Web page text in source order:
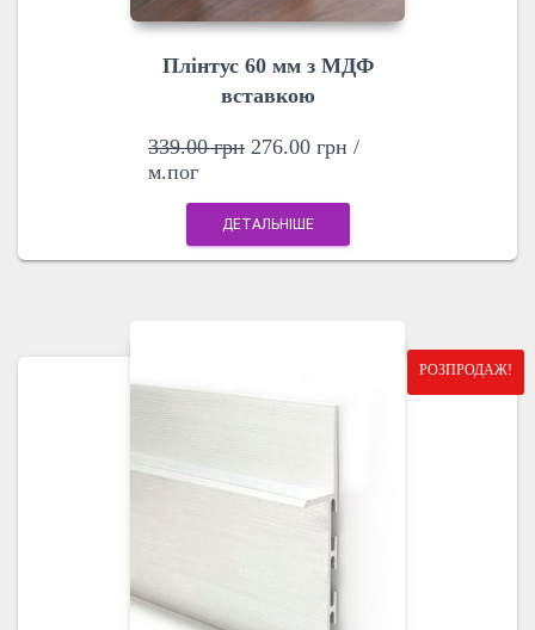
Плінтус 60 мм з МДФ
вставкою
339.00грн 276.00 грн /
м.пог
ДЕТАЛЬНІШЕ
РОЗПРОДАЖ!